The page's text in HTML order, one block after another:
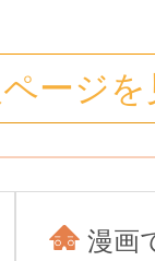
ージ
漫画